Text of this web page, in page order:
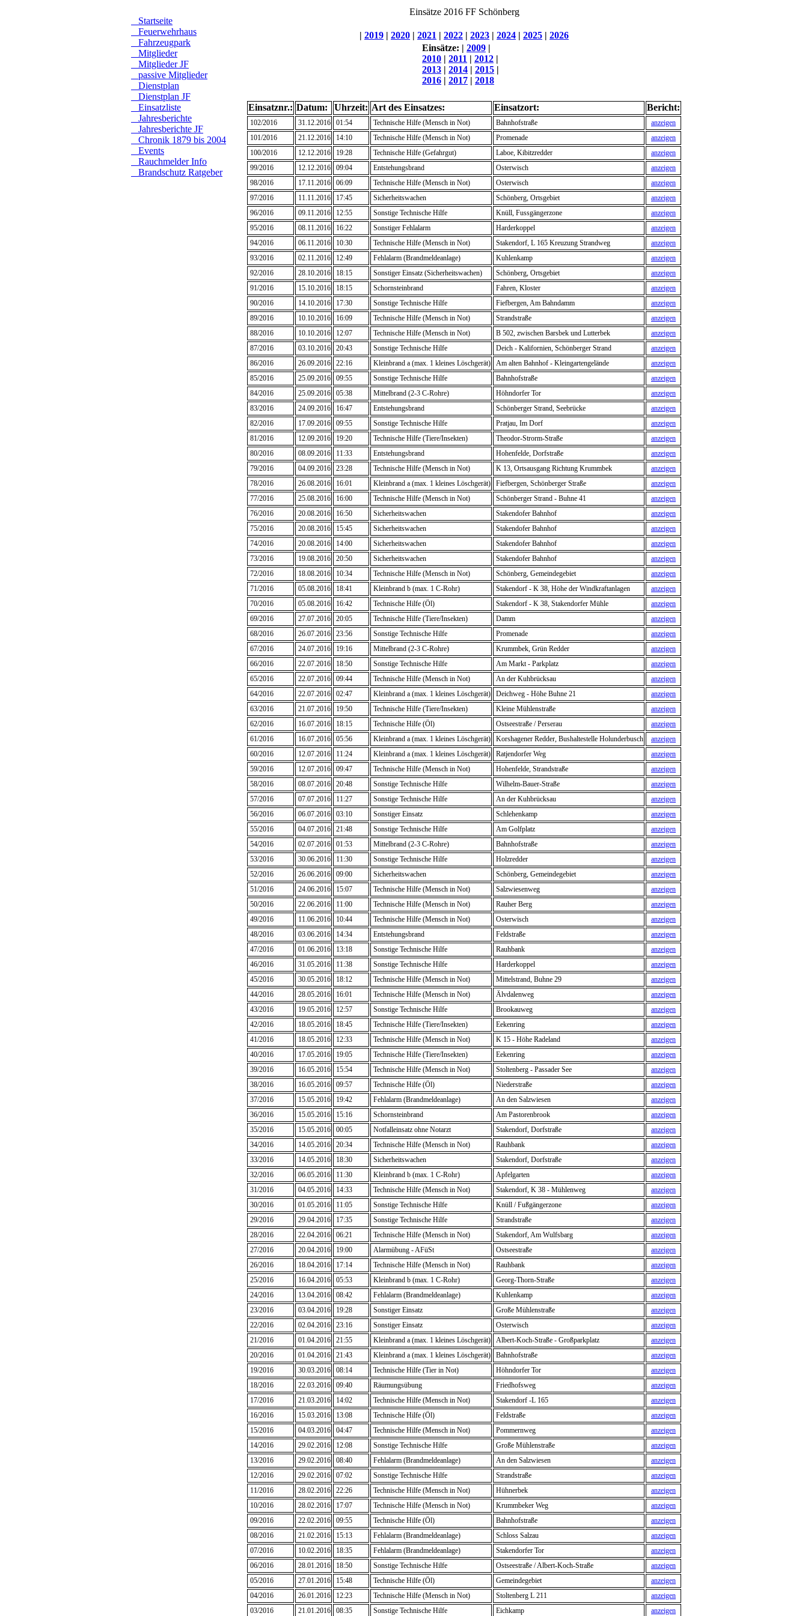
Startseite
Feuerwehrhaus
Fahrzeugpark
Mitglieder
Mitglieder JF
passive Mitglieder
Dienstplan
Dienstplan JF
Einsatzliste
Jahresberichte
Jahresberichte JF
Chronik 1879 bis 2004
Events
Rauchmelder Info
Brandschutz Ratgeber
Einsätze 2016 FF Schönberg
| 2019 | 2020 | 2021 | 2022 | 2023 | 2024 | 2025 | 2026
Einsätze: | 2009 |
2010 | 2011 | 2012 |
2013 | 2014 | 2015 |
2016 | 2017 | 2018
Einsatznr.: Datum: Uhrzeit: Art des Einsatzes: Einsatzort: Bericht:
102/2016 31.12.2016 01:54 Technische Hilfe (Mensch in Not) Bahnhofstraße
anzeigen
101/2016
21.12.2016 14:10 Technische Hilfe (Mensch in Not) Promenade
anzeigen
100/2016
12.12.2016 19:28 Technische Hilfe (Gefahrgut) Laboe, Kibitzredder
anzeigen
99/2016
12.12.2016 09:04 Entstehungsbrand Osterwisch
anzeigen
98/2016
17.11.2016 06:09 Technische Hilfe (Mensch in Not) Osterwisch
anzeigen
97/2016
11.11.2016 17:45 Sicherheitswachen Schönberg, Ortsgebiet
anzeigen
96/2016
09.11.2016 12:55 Sonstige Technische Hilfe Knüll, Fussgängerzone
anzeigen
95/2016
08.11.2016 16:22 Sonstiger Fehlalarm Harderkoppel
anzeigen
94/2016
06.11.2016 10:30 Technische Hilfe (Mensch in Not) Stakendorf, L 165 Kreuzung Strandweg
anzeigen
93/2016
02.11.2016 12:49 Fehlalarm (Brandmeldeanlage) Kuhlenkamp
anzeigen
92/2016
28.10.2016 18:15 Sonstiger Einsatz (Sicherheitswachen) Schönberg, Ortsgebiet
anzeigen
91/2016
15.10.2016 18:15 Schornsteinbrand Fahren, Kloster
anzeigen
90/2016
14.10.2016 17:30 Sonstige Technische Hilfe Fiefbergen, Am Bahndamm
anzeigen
89/2016
10.10.2016 16:09 Technische Hilfe (Mensch in Not) Strandstraße
anzeigen
88/2016
10.10.2016 12:07 Technische Hilfe (Mensch in Not) B 502, zwischen Barsbek und Lutterbek
anzeigen
87/2016
03.10.2016 20:43 Sonstige Technische Hilfe Deich - Kalifornien, Schönberger Strand
anzeigen
86/2016
26.09.2016 22:16 Kleinbrand a (max. 1 kleines Löschgerät) Am alten Bahnhof - Kleingartengelände
anzeigen
85/2016
25.09.2016 09:55 Sonstige Technische Hilfe Bahnhofstraße
anzeigen
84/2016
25.09.2016 05:38 Mittelbrand (2-3 C-Rohre) Höhndorfer Tor
anzeigen
83/2016
24.09.2016 16:47 Entstehungsbrand Schönberger Strand, Seebrücke
anzeigen
82/2016
17.09.2016 09:55 Sonstige Technische Hilfe Pratjau, Im Dorf
anzeigen
81/2016
12.09.2016 19:20 Technische Hilfe (Tiere/Insekten) Theodor-Strorm-Straße
anzeigen
80/2016
08.09.2016 11:33 Entstehungsbrand Hohenfelde, Dorfstraße
anzeigen
79/2016
04.09.2016 23:28 Technische Hilfe (Mensch in Not) K 13, Ortsausgang Richtung Krummbek
anzeigen
78/2016
26.08.2016 16:01 Kleinbrand a (max. 1 kleines Löschgerät) Fiefbergen, Schönberger Straße
anzeigen
77/2016
25.08.2016 16:00 Technische Hilfe (Mensch in Not) Schönberger Strand - Buhne 41
anzeigen
76/2016
20.08.2016 16:50 Sicherheitswachen Stakendofer Bahnhof
anzeigen
75/2016
20.08.2016 15:45 Sicherheitswachen Stakendofer Bahnhof
anzeigen
74/2016
20.08.2016 14:00 Sicherheitswachen Stakendofer Bahnhof
anzeigen
73/2016
19.08.2016 20:50 Sicherheitswachen Stakendofer Bahnhof
anzeigen
72/2016
18.08.2016 10:34 Technische Hilfe (Mensch in Not) Schönberg, Gemeindegebiet
anzeigen
71/2016
05.08.2016 18:41 Kleinbrand b (max. 1 C-Rohr) Stakendorf - K 38, Höhe der Windkraftanlagen
anzeigen
70/2016
05.08.2016 16:42 Technische Hilfe (Öl) Stakendorf - K 38, Stakendorfer Mühle
anzeigen
69/2016
27.07.2016 20:05 Technische Hilfe (Tiere/Insekten) Damm
anzeigen
68/2016
26.07.2016 23:56 Sonstige Technische Hilfe Promenade
anzeigen
67/2016
24.07.2016 19:16 Mittelbrand (2-3 C-Rohre) Krummbek, Grün Redder
anzeigen
66/2016
22.07.2016 18:50 Sonstige Technische Hilfe Am Markt - Parkplatz
anzeigen
65/2016
22.07.2016 09:44 Technische Hilfe (Mensch in Not) An der Kuhbrücksau
anzeigen
64/2016
22.07.2016 02:47 Kleinbrand a (max. 1 kleines Löschgerät) Deichweg - Höhe Buhne 21
anzeigen
63/2016
21.07.2016 19:50 Technische Hilfe (Tiere/Insekten) Kleine Mühlenstraße
anzeigen
62/2016
16.07.2016 18:15 Technische Hilfe (Öl) Ostseestraße / Perserau
anzeigen
61/2016
16.07.2016 05:56 Kleinbrand a (max. 1 kleines Löschgerät) Korshagener Redder, Bushaltestelle Holunderbusch
anzeigen
60/2016
12.07.2016 11:24 Kleinbrand a (max. 1 kleines Löschgerät) Ratjendorfer Weg
anzeigen
59/2016
12.07.2016 09:47 Technische Hilfe (Mensch in Not) Hohenfelde, Strandstraße
anzeigen
58/2016
08.07.2016 20:48 Sonstige Technische Hilfe Wilhelm-Bauer-Straße
anzeigen
57/2016
07.07.2016 11:27 Sonstige Technische Hilfe An der Kuhbrücksau
anzeigen
56/2016
06.07.2016 03:10 Sonstiger Einsatz Schlehenkamp
anzeigen
55/2016
04.07.2016 21:48 Sonstige Technische Hilfe Am Golfplatz
anzeigen
54/2016
02.07.2016 01:53 Mittelbrand (2-3 C-Rohre) Bahnhofstraße
anzeigen
53/2016
30.06.2016 11:30 Sonstige Technische Hilfe Holzredder
anzeigen
52/2016
26.06.2016 09:00 Sicherheitswachen Schönberg, Gemeindegebiet
anzeigen
51/2016
24.06.2016 15:07 Technische Hilfe (Mensch in Not) Salzwiesenweg
anzeigen
50/2016
22.06.2016 11:00 Technische Hilfe (Mensch in Not) Rauher Berg
anzeigen
49/2016
11.06.2016 10:44 Technische Hilfe (Mensch in Not) Osterwisch
anzeigen
48/2016
03.06.2016 14:34 Entstehungsbrand Feldstraße
anzeigen
47/2016
01.06.2016 13:18 Sonstige Technische Hilfe Rauhbank
anzeigen
46/2016
31.05.2016 11:38 Sonstige Technische Hilfe Harderkoppel
anzeigen
45/2016
30.05.2016 18:12 Technische Hilfe (Mensch in Not) Mittelstrand, Buhne 29
anzeigen
44/2016
28.05.2016 16:01 Technische Hilfe (Mensch in Not) Älvdalenweg
anzeigen
43/2016
19.05.2016 12:57 Sonstige Technische Hilfe Brookauweg
anzeigen
42/2016
18.05.2016 18:45 Technische Hilfe (Tiere/Insekten) Eekenring
anzeigen
41/2016
18.05.2016 12:33 Technische Hilfe (Mensch in Not) K 15 - Höhe Radeland
anzeigen
40/2016
17.05.2016 19:05 Technische Hilfe (Tiere/Insekten) Eekenring
anzeigen
39/2016
16.05.2016 15:54 Technische Hilfe (Mensch in Not) Stoltenberg - Passader See
anzeigen
38/2016
16.05.2016 09:57 Technische Hilfe (Öl) Niederstraße
anzeigen
37/2016
15.05.2016 19:42 Fehlalarm (Brandmeldeanlage) An den Salzwiesen
anzeigen
36/2016
15.05.2016 15:16 Schornsteinbrand Am Pastorenbrook
anzeigen
35/2016
15.05.2016 00:05 Notfalleinsatz ohne Notarzt Stakendorf, Dorfstraße
anzeigen
34/2016
14.05.2016 20:34 Technische Hilfe (Mensch in Not) Rauhbank
anzeigen
33/2016
14.05.2016 18:30 Sicherheitswachen Stakendorf, Dorfstraße
anzeigen
32/2016
06.05.2016 11:30 Kleinbrand b (max. 1 C-Rohr) Apfelgarten
anzeigen
31/2016
04.05.2016 14:33 Technische Hilfe (Mensch in Not) Stakendorf, K 38 - Mühlenweg
anzeigen
30/2016
01.05.2016 11:05 Sonstige Technische Hilfe Knüll / Fußgängerzone
anzeigen
29/2016
29.04.2016 17:35 Sonstige Technische Hilfe Strandstraße
anzeigen
28/2016
22.04.2016 06:21 Technische Hilfe (Mensch in Not) Stakendorf, Am Wulfsbarg
anzeigen
27/2016
20.04.2016 19:00 Alarmübung - AFüSt Ostseestraße
anzeigen
26/2016
18.04.2016 17:14 Technische Hilfe (Mensch in Not) Rauhbank
anzeigen
25/2016
16.04.2016 05:53 Kleinbrand b (max. 1 C-Rohr) Georg-Thorn-Straße
anzeigen
24/2016
13.04.2016 08:42 Fehlalarm (Brandmeldeanlage) Kuhlenkamp
anzeigen
23/2016
03.04.2016 19:28 Sonstiger Einsatz Große Mühlenstraße
anzeigen
22/2016
02.04.2016 23:16 Sonstiger Einsatz Osterwisch
anzeigen
21/2016
01.04.2016 21:55 Kleinbrand a (max. 1 kleines Löschgerät) Albert-Koch-Straße - Großparkplatz
anzeigen
20/2016
01.04.2016 21:43 Kleinbrand a (max. 1 kleines Löschgerät) Bahnhofstraße
anzeigen
19/2016
30.03.2016 08:14 Technische Hilfe (Tier in Not) Höhndorfer Tor
anzeigen
18/2016
22.03.2016 09:40 Räumungsübung Friedhofsweg
anzeigen
17/2016
21.03.2016 14:02 Technische Hilfe (Mensch in Not) Stakendorf -L 165
anzeigen
16/2016
15.03.2016 13:08 Technische Hilfe (Öl) Feldstraße
anzeigen
15/2016
04.03.2016 04:47 Technische Hilfe (Mensch in Not) Pommernweg
anzeigen
14/2016
29.02.2016 12:08 Sonstige Technische Hilfe Große Mühlenstraße
anzeigen
13/2016
29.02.2016 08:40 Fehlalarm (Brandmeldeanlage) An den Salzwiesen
anzeigen
12/2016
29.02.2016 07:02 Sonstige Technische Hilfe Strandstraße
anzeigen
11/2016
28.02.2016 22:26 Technische Hilfe (Mensch in Not) Hühnerbek
anzeigen
10/2016
28.02.2016 17:07 Technische Hilfe (Mensch in Not) Krummbeker Weg
anzeigen
09/2016
22.02.2016 09:55 Technische Hilfe (Öl) Bahnhofstraße
anzeigen
08/2016
21.02.2016 15:13 Fehlalarm (Brandmeldeanlage) Schloss Salzau
anzeigen
07/2016
10.02.2016 18:35 Fehlalarm (Brandmeldeanlage) Stakendorfer Tor
anzeigen
06/2016
28.01.2016 18:50 Sonstige Technische Hilfe Ostseestraße / Albert-Koch-Straße
anzeigen
05/2016
27.01.2016 15:48 Technische Hilfe (Öl) Gemeindegebiet
anzeigen
04/2016
26.01.2016 12:23 Technische Hilfe (Mensch in Not) Stoltenberg L 211
anzeigen
03/2016
21.01.2016 08:35 Sonstige Technische Hilfe Eichkamp anzeigen